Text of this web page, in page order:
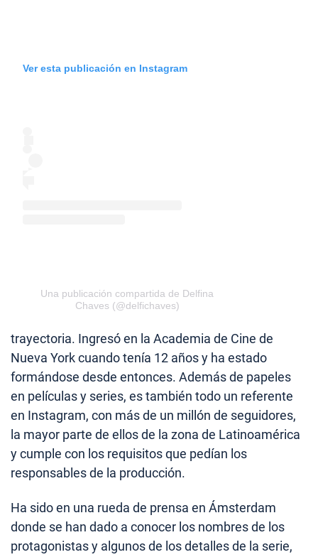
Ver esta publicación en Instagram
Una publicación compartida de Delfina
Chaves (@delfichaves)
trayectoria. Ingresó en la Academia de Cine de
Nueva York cuando tenía 12 años y ha estado
formándose desde entonces. Además de papeles
en películas y series, es también todo un referente
en Instagram, con más de un millón de seguidores,
la mayor parte de ellos de la zona de Latinoamérica
y cumple con los requisitos que pedían los
responsables de la producción.
Ha sido en una rueda de prensa en Ámsterdam
donde se han dado a conocer los nombres de los
protagonistas y algunos de los detalles de la serie,